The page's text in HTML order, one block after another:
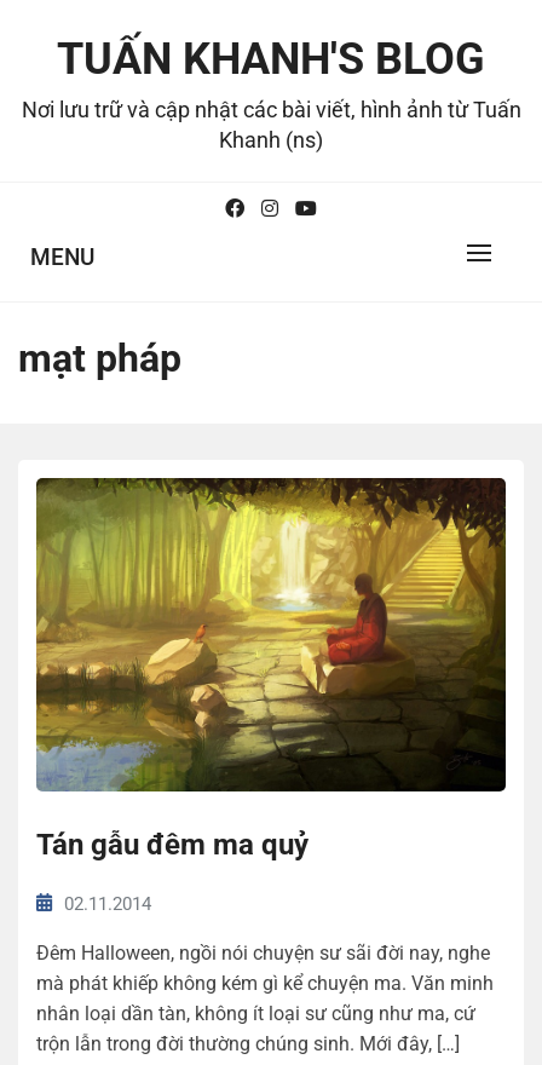
TUẤN KHANH'S BLOG
Nơi lưu trữ và cập nhật các bài viết, hình ảnh từ Tuấn
Khanh (ns)
MENU
mạt pháp
Tán gẫu đêm ma quỷ
02.11.2014
Đêm Halloween, ngồi nói chuyện sư sãi đời nay, nghe
mà phát khiếp không kém gì kể chuyện ma. Văn minh
nhân loại dần tàn, không ít loại sư cũng như ma, cứ
trộn lẫn trong đời thường chúng sinh. Mới đây, […]